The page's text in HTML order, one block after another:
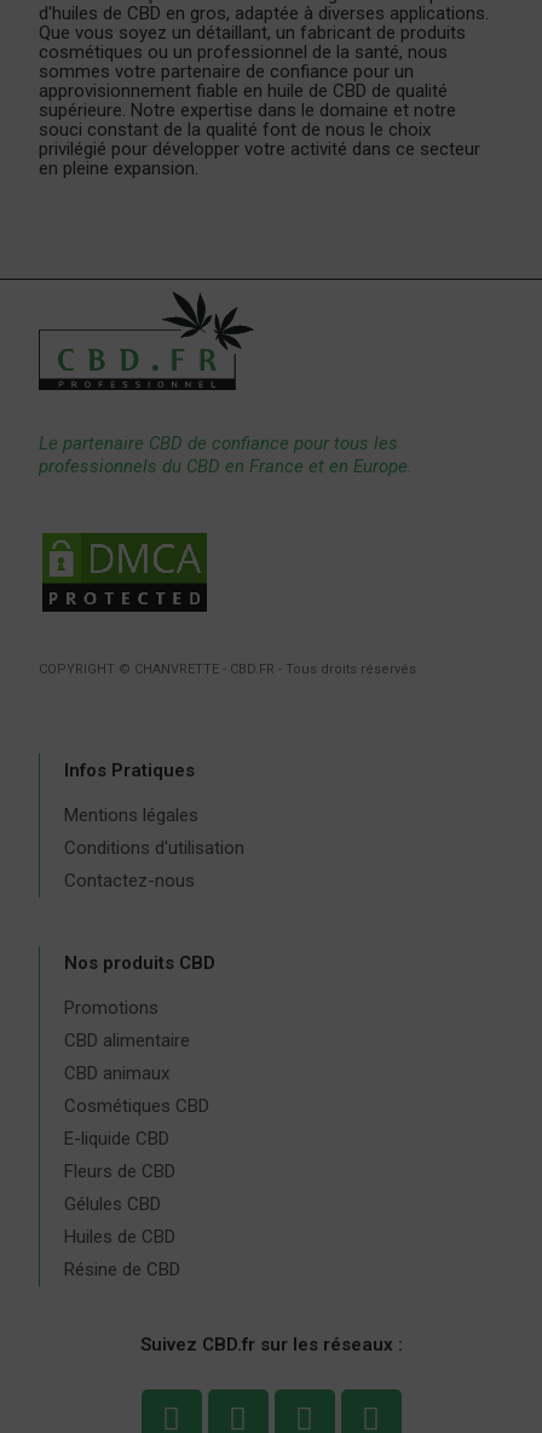
d'huiles de CBD en gros, adaptée à diverses applications.
Que vous soyez un détaillant, un fabricant de produits
cosmétiques ou un professionnel de la santé, nous
sommes votre partenaire de confiance pour un
approvisionnement fiable en huile de CBD de qualité
supérieure. Notre expertise dans le domaine et notre
souci constant de la qualité font de nous le choix
privilégié pour développer votre activité dans ce secteur
en pleine expansion.
Le partenaire CBD de confiance pour tous les
professionnels du CBD en France et en Europe.
COPYRIGHT © CHANVRETTE - CBD.FR - Tous droits réservés
Infos Pratiques
Mentions légales
Conditions d'utilisation
Contactez-nous
Nos produits CBD
Promotions
CBD alimentaire
CBD animaux
Cosmétiques CBD
E-liquide CBD
Fleurs de CBD
Gélules CBD
Huiles de CBD
Résine de CBD
Suivez CBD.fr sur les réseaux :